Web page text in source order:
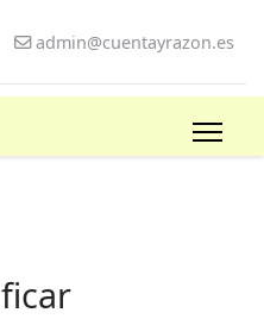
admin@cuentayrazon.es